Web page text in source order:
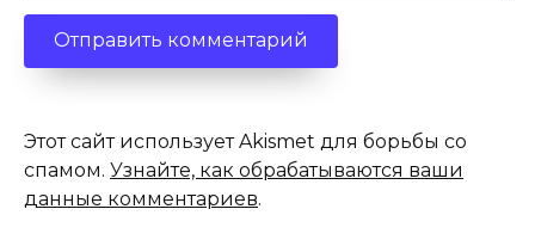
Этот сайт использует Akismet для борьбы со
спамом. Узнайте, как обрабатываются ваши
данные комментариев.